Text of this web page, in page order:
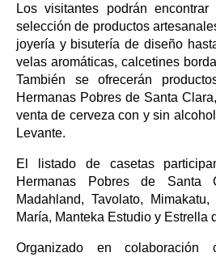
Los visitantes podrán
selección de productos
joyería y bisutería de diseño
velas aromáticas, calcetines
También se ofrecerán
Hermanas Pobres de Santa
venta de cerveza con y sin
Levante.
El listado de casetas
Hermanas Pobres de Santa
Madahland, Tavolato,
María, Manteka Estudio y Estrella
Organizado en